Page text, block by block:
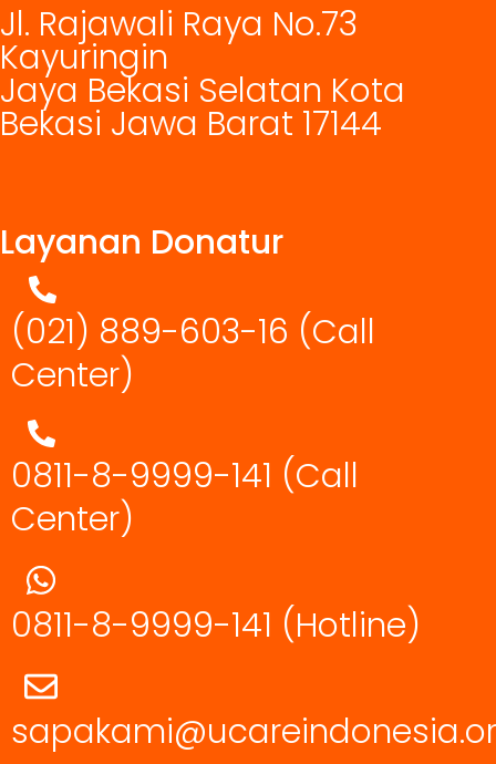
Jl. Rajawali Raya No.73
Kayuringin
Jaya Bekasi Selatan Kota
Bekasi Jawa Barat 17144
Layanan Donatur
(021) 889-603-16 (Call
Center)
0811-8-9999-141 (Call
Center)
0811-8-9999-141 (Hotline)